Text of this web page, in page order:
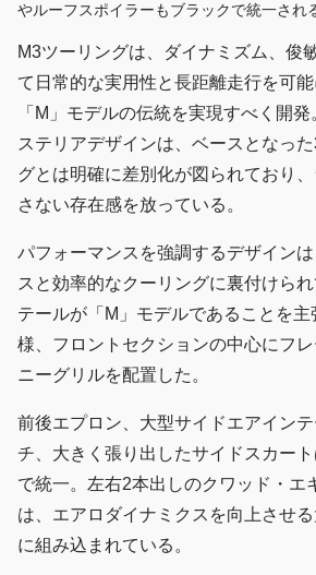
やルーフスポイラーもブラックで統一され
M3ツーリングは、ダイナミズム、俊
て日常的な実用性と長距離走行を可能
「M」モデルの伝統を実現すべく開
ステリアデザインは、ベースとなっ
グとは明確に差別化が図られており
さない存在感を放っている。
パフォーマンスを強調するデザイン
スと効率的なクーリングに裏付けら
テールが「M」モデルであることを主
様、フロントセクションの中心にフ
ニーグリルを配置した。
前後エプロン、大型サイドエアイン
チ、大きく張り出したサイドスカー
で統一。左右2本出しのクワッド・エ
は、エアロダイナミクスを向上させ
に組み込まれている。